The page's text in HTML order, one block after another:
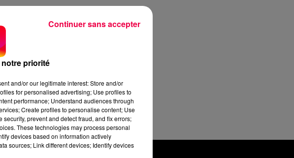
priorité
and/or our legitimate interest: Store and/or
for personalised advertising; Use profiles to
performance; Understand audiences through
Create profiles to personalise content; Use
prevent and detect fraud, and fix errors;
These technologies may process personal
devices based on information actively
sources; Link different devices; Identify devices
Continuer sans accepter